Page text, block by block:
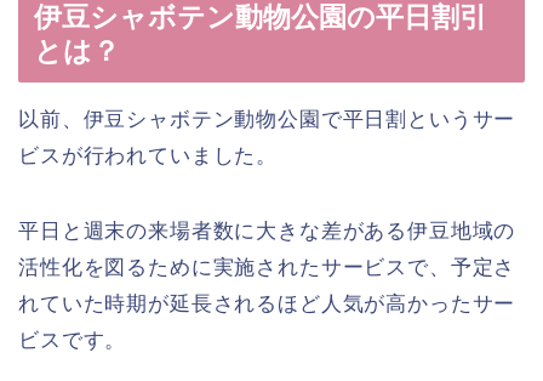
伊豆シャボテン動物公園の平日割引
とは？
以前、伊豆シャボテン動物公園で平日割というサー
ビスが行われていました。
平日と週末の来場者数に大きな差がある伊豆地域の
活性化を図るために実施されたサービスで、予定さ
れていた時期が延長されるほど人気が高かったサー
ビスです。